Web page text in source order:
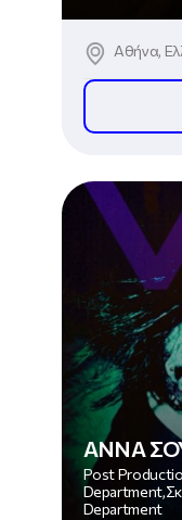
Αθήνα,
ΑΝΝΑ
Post
Department